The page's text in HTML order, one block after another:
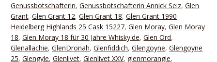
Genussbotschafterin,Genussbotschafterin Annick Seiz,Glen
Grant,Glen Grant 12,Glen Grant 18,Glen Grant 1990
Heidelberg Highlands 25 Cask 15227,Glen Moray,Glen Moray
18,Glen Moray 18 für 30 Jahre Whisky.de,Glen Ord,
Glenallachie,GlenDronah,Glenfiddich,Glengoyne,Glengoyne
25,Glengyle,Glenlivet,Glenlivet XXV, glenmorangie,